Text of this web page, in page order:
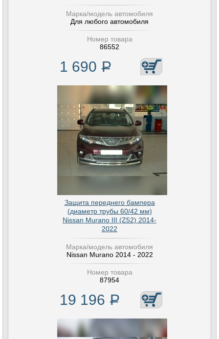
Марка/модель автомобиля
Для любого автомобиля
Номер товара
86552
1 690 Р
Защита переднего бампера
(диаметр трубы 60/42 мм)
Nissan Murano III (Z52) 2014-
2022
Марка/модель автомобиля
Nissan Murano 2014 - 2022
Номер товара
87954
19 196 Р